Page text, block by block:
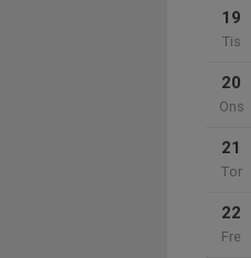
19
Tis
20
Ons
21
Tor
22
Fre